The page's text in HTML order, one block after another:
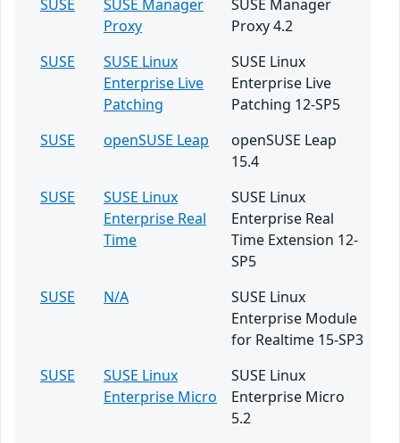
SUSE
SUSE Manager
Proxy
SUSE Manager
Proxy 4.2
SUSE
SUSE Linux
Enterprise Live
Patching
SUSE Linux
Enterprise Live
Patching 12-SP5
SUSE
openSUSE Leap
openSUSE Leap
15.4
SUSE
SUSE Linux
Enterprise Real
Time
SUSE Linux
Enterprise Real
Time Extension 12-
SP5
SUSE
N/A
SUSE Linux
Enterprise Module
for Realtime 15-SP3
SUSE
SUSE Linux
Enterprise Micro
SUSE Linux
Enterprise Micro
5.2